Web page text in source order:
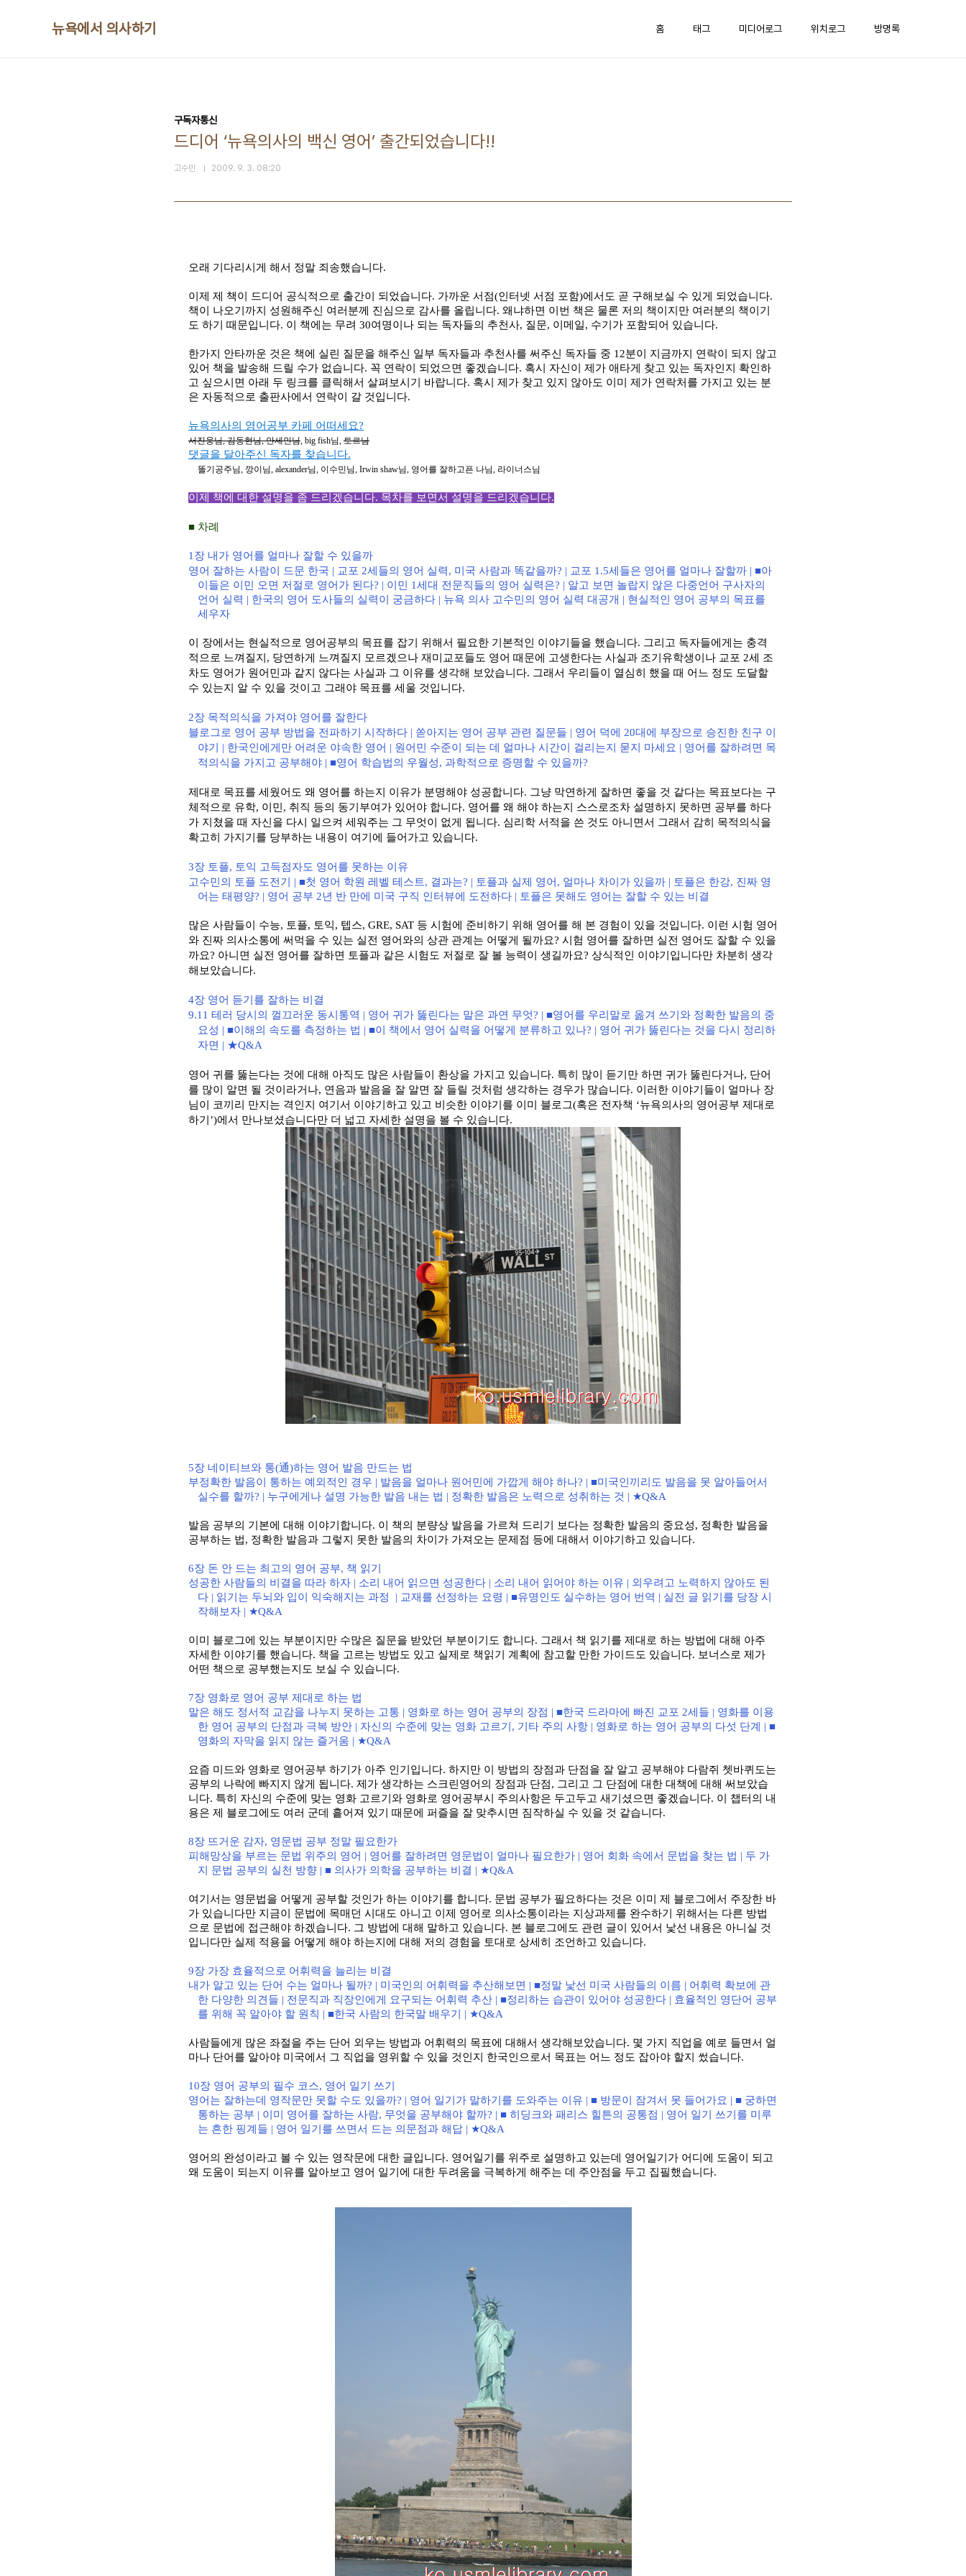
뉴욕에서 의사하기 홈 태그 미디어로그 위치로그 방명록
구독자통신
드디어 ‘뉴욕의사의 백신 영어’ 출간되었습니다!!
고수민 2009. 9. 3. 08:20
오래 기다리시게 해서 정말 죄송했습니다.
이제 제 책이 드디어 공식적으로 출간이 되었습니다. 가까운 서점(인터넷 서점 포함)에서도 곧 구해보실 수 있게 되었습니다.
책이 나오기까지 성원해주신 여러분께 진심으로 감사를 올립니다. 왜냐하면 이번 책은 물론 저의 책이지만 여러분의 책이기
도 하기 때문입니다. 이 책에는 무려 30여명이나 되는 독자들의 추천사, 질문, 이메일, 수기가 포함되어 있습니다.
한가지 안타까운 것은 책에 실린 질문을 해주신 일부 독자들과 추천사를 써주신 독자들 중 12분이 지금까지 연락이 되지 않고
있어 책을 발송해 드릴 수가 없습니다. 꼭 연락이 되었으면 좋겠습니다. 혹시 자신이 제가 애타게 찾고 있는 독자인지 확인하
고 싶으시면 아래 두 링크를 클릭해서 살펴보시기 바랍니다. 혹시 제가 찾고 있지 않아도 이미 제가 연락처를 가지고 있는 분
은 자동적으로 출판사에서 연락이 갈 것입니다.
뉴욕의사의 영어공부 카페 어떠세요?
서진웅님,김동현님,안세인님, big fish님, 토르님
댓글을 달아주신 독자를 찾습니다.
똘기공주님, 깡이님, alexander님, 이수민님, Irwin shaw님, 영어를 잘하고픈 나님, 라이너스님
이제 책에 대한 설명을 좀 드리겠습니다. 목차를 보면서 설명을 드리겠습니다.
■ 차례
1 장 내가 영어를 얼마나 잘할 수 있을까
영어 잘하는 사람이 드문 한국 | 교포 2세들의 영어 실력, 미국 사람과 똑같을까? | 교포 1.5세들은 영어를 얼마나 잘할까 | ■아
이들은 이민 오면 저절로 영어가 된다? | 이민 1세대 전문직들의 영어 실력은? | 알고 보면 놀랍지 않은 다중언어 구사자의
언어 실력 | 한국의 영어 도사들의 실력이 궁금하다 | 뉴욕 의사 고수민의 영어 실력 대공개 | 현실적인 영어 공부의 목표를
세우자
이 장에서는 현실적으로 영어공부의 목표를 잡기 위해서 필요한 기본적인 이야기들을 했습니다. 그리고 독자들에게는 충격
적으로 느껴질지 , 당연하게 느껴질지 모르겠으나 재미교포들도 영어 때문에 고생한다는 사실과 조기유학생이나 교포 2세 조
차도 영어가 원어민과 같지 않다는 사실과 그 이유를 생각해 보았습니다. 그래서 우리들이 열심히 했을 때 어느 정도 도달할
수 있는지 알 수 있을 것이고 그래야 목표를 세울 것입니다.
2장 목적의식을 가져야 영어를 잘한다
블로그로 영어 공부 방법을 전파하기 시작하다 | 쏟아지는 영어 공부 관련 질문들 | 영어 덕에 20대에 부장으로 승진한 친구 이
야기
| 한국인에게만 어려운 야속한 영어 | 원어민 수준이 되는 데 얼마나 시간이 걸리는지 묻지 마세요 | 영어를 잘하려면 목
적의식을 가지고 공부해야 | ■영어 학습법의 우월성,과학적으로 증명할 수 있을까?
제대로 목표를 세웠어도 왜 영어를 하는지 이유가 분명해야 성공합니다. 그냥 막연하게 잘하면 좋을 것 같다는 목표보다는 구
체적으로 유학, 이민 , 취직 등의 동기부여가 있어야 합니다. 영어를 왜 해야 하는지 스스로조차 설명하지 못하면 공부를 하다
가 지쳤을 때 자신을 다시 일으켜 세워주는 그 무엇이 없게 됩니다. 심리학 서적을 쓴 것도 아니면서 그래서 감히 목적의식을
확고히 가지기를 당부하는 내용이 여기에 들어가고 있습니다.
3장 토플, 토익 고득점자도 영어를 못하는 이유
고수민의 토플 도전기
| ■첫 영어 학원 레벨 테스트, 결과는? | 토플과 실제 영어 , 얼마나 차이가 있을까 | 토플은 한강, 진짜 영
어는 태평양? | 영어 공부 2년 반 만에 미국 구직 인터뷰에 도전하다 | 토플은 못해도 영어는 잘할 수 있는 비결
많은 사람들이 수능, 토플, 토익, 텝스, GRE, SAT 등 시험에 준비하기 위해 영어를 해 본 경험이 있을 것입니다. 이런 시험 영어
와 진짜 의사소통에 써먹을 수 있는 실전 영어와의 상관 관계는 어떻게 될까요? 시험 영어를 잘하면 실전 영어도 잘할 수 있을
까요? 아니면 실전 영어를 잘하면 토플과 같은 시험도 저절로 잘 볼 능력이 생길까요? 상식적인 이야기입니다만 차분히 생각
해보았습니다.
4장 영어 듣기를 잘하는 비결
9.11 테러 당시의 껄끄러운 동시통역 | 영어 귀가 뚫린다는 말은 과연 무엇? | ■영어를 우리말로 옮겨 쓰기와 정확한 발음의 중
요성 | ■이해의 속도를 측정하는 법 | ■이 책에서 영어 실력을 어떻게 분류하고 있나? | 영어 귀가 뚫린다는 것을 다시 정리하
자면 | ★Q&A
영어 귀를 뚫는다는 것에 대해 아직도 많은 사람들이 환상을 가지고 있습니다. 특히 많이 듣기만 하면 귀가 뚫린다거나, 단어
를 많이 알면 될 것이라거나, 연음과 발음을 잘 알면 잘 들릴 것처럼 생각하는 경우가 많습니다. 이러한 이야기들이 얼마나 장
님이 코끼리 만지는 격인지 여기서 이야기하고 있고 비슷한 이야기를 이미 블로그(혹은 전자책 ‘뉴욕의사의 영어공부 제대로
하기 ’)에서 만나보셨습니다만 더 넓고 자세한 설명을 볼 수 있습니다.
5장 네이티브와 통(通)하는 영어 발음 만드는 법
부정확한 발음이 통하는 예외적인 경우 | 발음을 얼마나 원어민에 가깝게 해야 하나? | ■미국인끼리도 발음을 못 알아들어서
실수를 할까? | 누구에게나 설명 가능한 발음 내는 법 | 정확한 발음은 노력으로 성취하는 것 | ★Q&A
발음 공부의 기본에 대해 이야기합니다. 이 책의 분량상 발음을 가르쳐 드리기 보다는 정확한 발음의 중요성, 정확한 발음을
공부하는 법, 정확한 발음과 그렇지 못한 발음의 차이가 가져오는 문제점 등에 대해서 이야기하고 있습니다.
6장 돈 안 드는 최고의 영어 공부, 책 읽기
성공한 사람들의 비결을 따라 하자 | 소리 내어 읽으면 성공한다 | 소리 내어 읽어야 하는 이유 | 외우려고 노력하지 않아도 된
다 | 읽기는 두뇌와 입이 익숙해지는 과정 | 교재를 선정하는 요령 | ■유명인도 실수하는 영어 번역 | 실전 글 읽기를 당장 시
작해보자 | ★Q&A
이미 블로그에 있는 부분이지만 수많은 질문을 받았던 부분이기도 합니다. 그래서 책 읽기를 제대로 하는 방법에 대해 아주
자세한 이야기를 했습니다. 책을 고르는 방법도 있고 실제로 책읽기 계획에 참고할 만한 가이드도 있습니다. 보너스로 제가
어떤 책으로 공부했는지도 보실 수 있습니다.
7장 영화로 영어 공부 제대로 하는 법
말은 해도 정서적 교감을 나누지 못하는 고통 | 영화로 하는 영어 공부의 장점 | ■한국 드라마에 빠진 교포 2세들 | 영화를 이용
한 영어 공부의 단점과 극복 방안 | 자신의 수준에 맞는 영화 고르기 , 기타 주의 사항 | 영화로 하는 영어 공부의 다섯 단계
| ■
영화의 자막을 읽지 않는 즐거움 | ★Q&A
요즘 미드와 영화로 영어공부 하기가 아주 인기입니다. 하지만 이 방법의 장점과 단점을 잘 알고 공부해야 다람쥐 쳇바퀴도는
공부의 나락에 빠지지 않게 됩니다. 제가 생각하는 스크린영어의 장점과 단점, 그리고 그 단점에 대한 대책에 대해 써보았습
니다. 특히 자신의 수준에 맞는 영화 고르기와 영화로 영어공부시 주의사항은 두고두고 새기셨으면 좋겠습니다. 이 챕터의 내
용은 제 블로그에도 여러 군데 흩어져 있기 때문에 퍼즐을 잘 맞추시면 짐작하실 수 있을 것 같습니다.
8장 뜨거운 감자, 영문법 공부 정말 필요한가
피해망상을 부르는 문법 위주의 영어 | 영어를 잘하려면 영문법이 얼마나 필요한가 | 영어 회화 속에서 문법을 찾는 법 | 두 가
지 문법 공부의 실천 방향 | ■ 의사가 의학을 공부하는 비결 | ★Q&A
여기서는 영문법을 어떻게 공부할 것인가 하는 이야기를 합니다. 문법 공부가 필요하다는 것은 이미 제 블로그에서 주장한 바
가 있습니다만 지금이 문법에 목매던 시대도 아니고 이제 영어로 의사소통이라는 지상과제를 완수하기 위해서는 다른 방법
으로 문법에 접근해야 하겠습니다. 그 방법에 대해 말하고 있습니다. 본 블로그에도 관련 글이 있어서 낯선 내용은 아니실 것
입니다만 실제 적용을 어떻게 해야 하는지에 대해 저의 경험을 토대로 상세히 조언하고 있습니다.
9장 가장 효율적으로 어휘력을 늘리는 비결
내가 알고 있는 단어 수는 얼마나 될까? | 미국인의 어휘력을 추산해보면 | ■정말 낯선 미국 사람들의 이름 | 어휘력 확보에 관
한 다양한 의견들 | 전문직과 직장인에게 요구되는 어휘력 추산 | ■정리하는 습관이 있어야 성공한다 | 효율적인 영단어 공부
를 위해 꼭 알아야 할 원칙 | ■한국 사람의 한국말 배우기 | ★Q&A
사람들에게 많은 좌절을 주는 단어 외우는 방법과 어휘력의 목표에 대해서 생각해보았습니다. 몇 가지 직업을 예로 들면서 얼
마나 단어를 알아야 미국에서 그 직업을 영위할 수 있을 것인지 한국인으로서 목표는 어느 정도 잡아야 할지 썼습니다.
10장 영어 공부의 필수 코스, 영어 일기 쓰기
영어는 잘하는데 영작문만 못할 수도 있을까? | 영어 일기가 말하기를 도와주는 이유 | ■ 방문이 잠겨서 못 들어가요 | ■ 궁하면
통하는 공부 | 이미 영어를 잘하는 사람, 무엇을 공부해야 할까? | ■히딩크와 패리스 힐튼의 공통점 | 영어 일기 쓰기를 미루
는 흔한 핑계들 | 영어 일기를 쓰면서 드는 의문점과 해답 | ★Q&A
영어의 완성이라고 볼 수 있는 영작문에 대한 글입니다. 영어일기를 위주로 설명하고 있는데 영어일기가 어디에 도움이 되고
왜 도움이 되는지 이유를 알아보고 영어 일기에 대한 두려움을 극복하게 해주는 데 주안점을 두고 집필했습니다.